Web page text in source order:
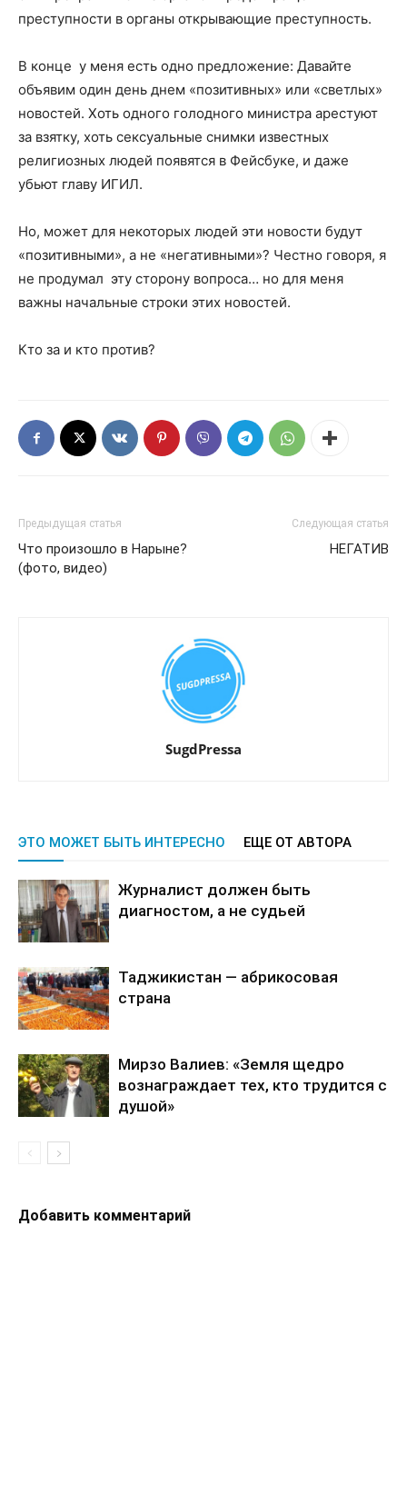
преступности в органы открывающие преступность.
В конце у меня есть одно предложение: Давайте
объявим один день днем «позитивных» или «светлых»
новостей. Хоть одного голодного министра арестуют
за взятку, хоть сексуальные снимки известных
религиозных людей появятся в Фейсбуке, и даже
убьют главу ИГИЛ.
Но, может для некоторых людей эти новости будут
«позитивными», а не «негативными»? Честно говоря, я
не продумал эту сторону вопроса… но для меня
важны начальные строки этих новостей.
Кто за и кто против?
Предыдущая статья
Что произошло в Нарыне?
(фото, видео)
Следующая статья
НЕГАТИВ
SugdPressa
ЭТО МОЖЕТ БЫТЬ ИНТЕРЕСНО ЕЩЕ ОТ АВТОРА
Журналист должен быть
диагностом, а не судьей
Таджикистан — абрикосовая
страна
Мирзо Валиев: «Земля щедро
вознаграждает тех, кто трудится с
душой»
Добавить комментарий